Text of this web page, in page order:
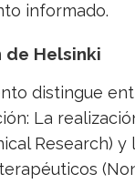
informado.
de Helsinki
distingue
La
Research) y